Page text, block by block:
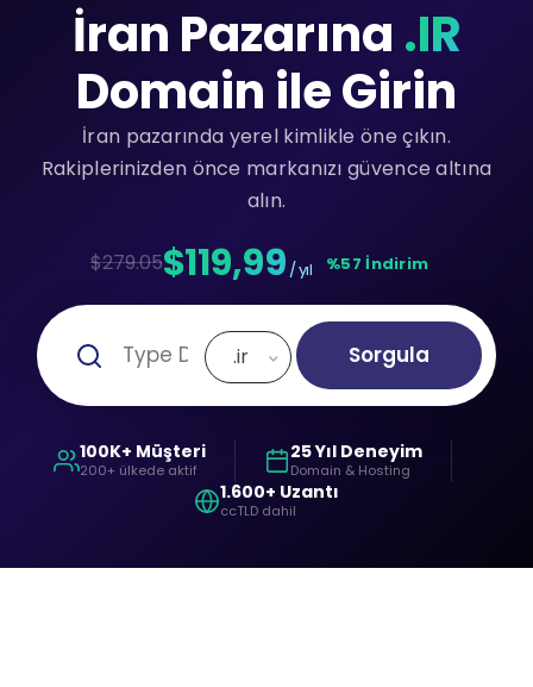
İran Pazarına .IR
Domain ile Girin
İran pazarında yerel kimlikle öne çıkın.
Rakiplerinizden önce markanızı güvence altına
alın.
$279.05$119,99 / yıl %57 İndirim
.ir Sorgula
100K+ Müşteri
200+ ülkede aktif
25 Yıl Deneyim
Domain & Hosting
1.600+ Uzantı
ccTLD dahil